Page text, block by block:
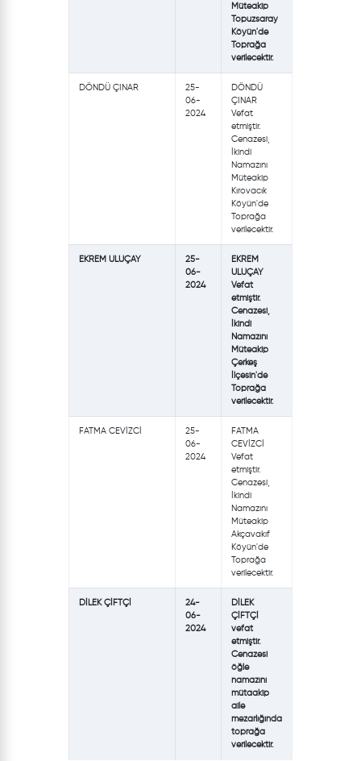
Müteakip
Topuzsaray
Köyün'de
Toprağa
verilecektir.
DÖNDÜ ÇINAR
25-
06-
2024
DÖNDÜ
ÇINAR
Vefat
etmiştir.
Cenazesi,
İkindi
Namazını
Müteakip
Kırovacık
Köyün'de
Toprağa
verilecektir.
EKREM ULUÇAY
25-
06-
2024
EKREM
ULUÇAY
Vefat
etmiştir.
Cenazesi,
İkindi
Namazını
Müteakip
Çerkeş
İlçesin'de
Toprağa
verilecektir.
FATMA CEVİZCİ
25-
06-
2024
FATMA
CEVİZCİ
Vefat
etmiştir.
Cenazesi,
İkindi
Namazını
Müteakip
Akçavakıf
Köyün'de
Toprağa
verilecektir.
DİLEK ÇİFTÇİ
24-
06-
2024
DİLEK
ÇİFTÇİ
vefat
etmiştir.
Cenazesi
öğle
namazını
mütaakip
aile
mezarlığında
toprağa
verilecektir.